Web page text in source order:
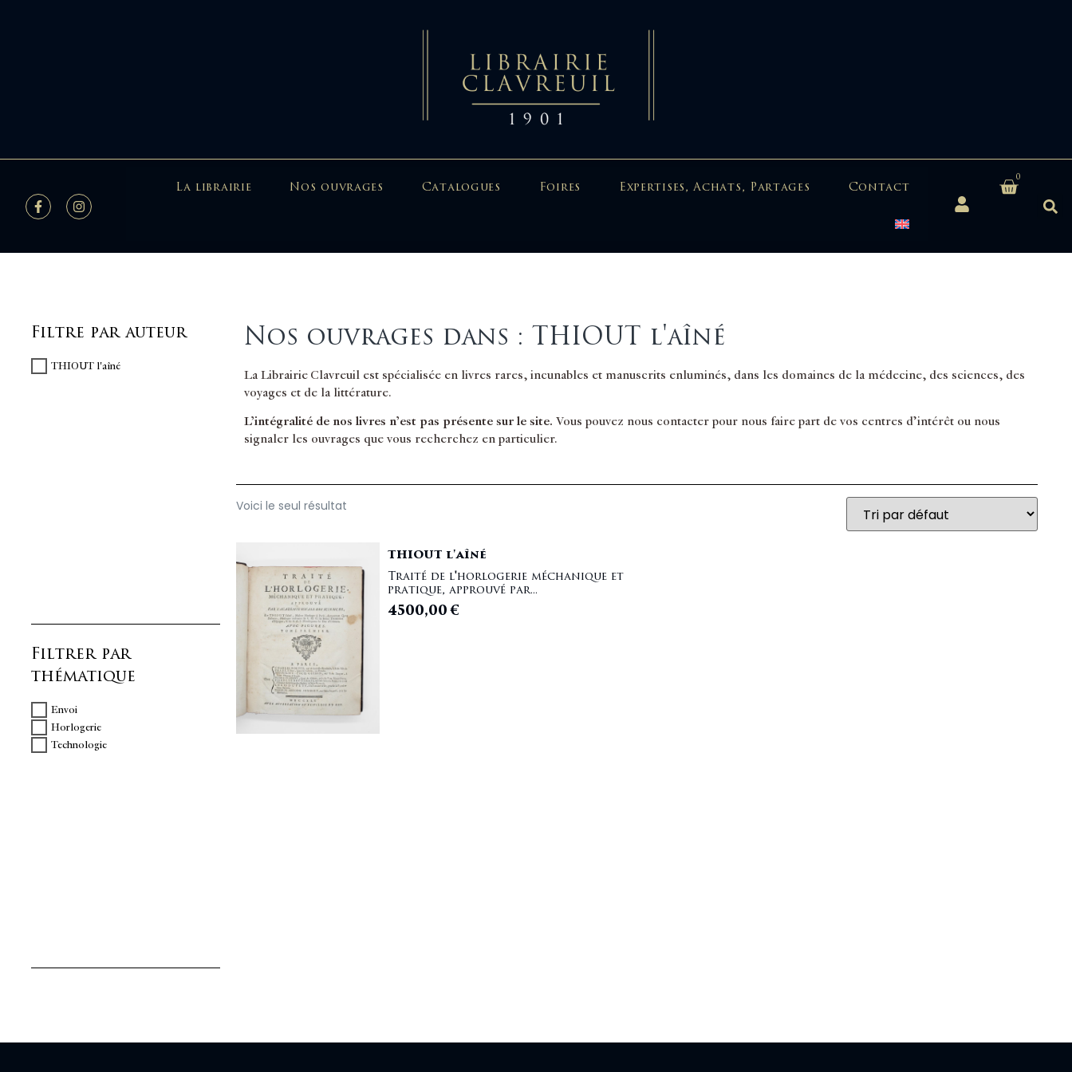
La librairie Nos ouvrages Catalogues Foires Expertises, Achats, Partages Contact
0
Filtre par auteur
THIOUT l'aîné
Filtrer par
thématique
Envoi
Horlogerie
Technologie
Nos ouvrages dans : THIOUT l'aîné
La Librairie Clavreuil est spécialisée en livres rares, incunables et manuscrits enluminés, dans les domaines de la médecine, des sciences, des
voyages et de la littérature.
L’intégralité de nos livres n’est pas présente sur le site. Vous pouvez nous contacter pour nous faire part de vos centres d’intérêt ou nous
signaler les ouvrages que vous recherchez en particulier.
Voici le seul résultat
THIOUT l'aîné
Traité de l'horlogerie méchanique et
pratique, approuvé par...
4500,00€